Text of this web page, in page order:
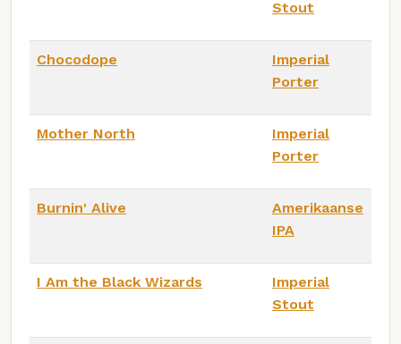
Stout
Chocodope
Imperial
Porter
Mother North
Imperial
Porter
Burnin' Alive
Amerikaanse
IPA
I Am the Black Wizards
Imperial
Stout